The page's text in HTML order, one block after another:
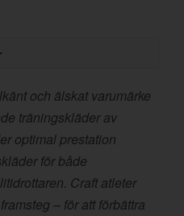
och älskat varumärke
träningskläder av
optimal prestation
för både
Craft atleter
– för att förbättra